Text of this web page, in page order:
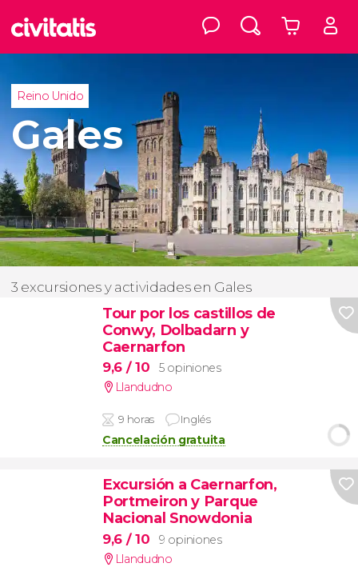
Reino Unido
Gales
3 excursiones y actividades en Gales
Tour por los castillos de
Conwy, Dolbadarn y
Caernarfon
9,6 / 10
5 opiniones
Llandudno
9 horas Inglés
Cancelación gratuita
Excursión a Caernarfon,
Portmeiron y Parque
Nacional Snowdonia
9,6 / 10
9 opiniones
Llandudno